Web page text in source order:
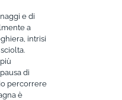
e di
a
intrisi
di
percorrere
è